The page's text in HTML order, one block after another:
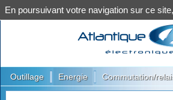
Outillage Energie Commutation/
En poursuivant votre navigation sur ce